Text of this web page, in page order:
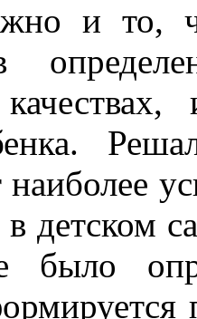
и то,
детском
было